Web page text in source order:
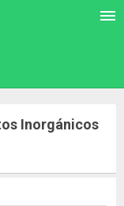
Inorgánicos